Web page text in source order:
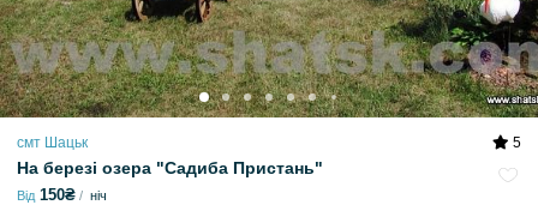
смт Шацьк 5
На березі озера "Садиба Пристань"
Від 150₴ ніч